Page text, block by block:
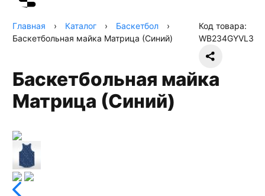
Главная › Каталог › Баскетбол
›
Баскетбольная майка Матрица (Синий)
Код товара:
WB234GYVL3
Баскетбольная майка
Матрица (Синий)